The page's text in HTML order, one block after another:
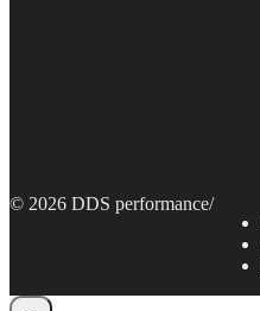
© 2026 DDS performance/